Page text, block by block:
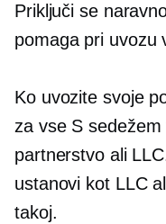
Priključi se
pomaga pri uvozu
Ko uvozite svoje
za vse S sedežem
partnerstvo ali
ustanovi kot LLC
takoj.